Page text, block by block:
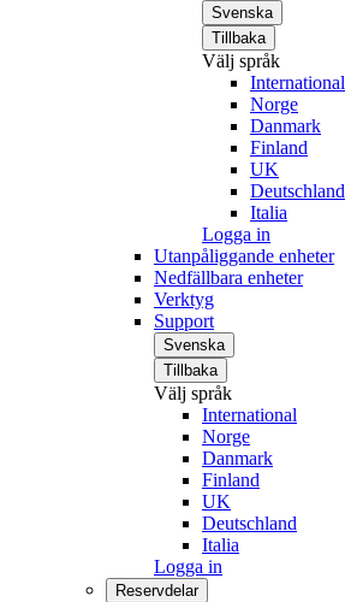
Svenska
Tillbaka
Välj språk
International
Norge
Danmark
Finland
UK
Deutschland
Italia
Logga in
Utanpåliggande enheter
Nedfällbara enheter
Verktyg
Support
Svenska
Tillbaka
Välj språk
International
Norge
Danmark
Finland
UK
Deutschland
Italia
Logga in
Reservdelar